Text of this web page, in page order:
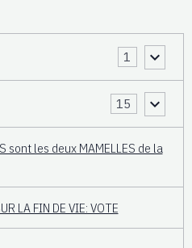
1
15
sont les deux MAMELLES de la
LA FIN DE VIE: VOTE